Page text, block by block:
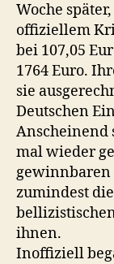
Woche
offiziellem
bei 107,05
1764 Euro.
sie
Deutschen
Anscheinend
mal wieder
gewinnbaren
zumindest
ihnen.
Inoffiziell